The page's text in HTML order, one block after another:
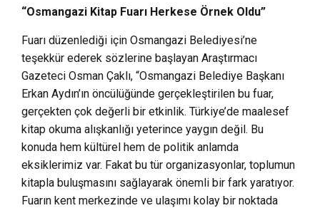
“Osmangazi Kitap Fuarı Herkese Örnek Oldu”
Fuarı düzenlediği için Osmangazi Belediyesi’ne
teşekkür ederek sözlerine başlayan Araştırmacı
Gazeteci Osman Çaklı, “Osmangazi Belediye Başkanı
Erkan Aydın’ın öncülüğünde gerçekleştirilen bu fuar,
gerçekten çok değerli bir etkinlik. Türkiye’de maalesef
kitap okuma alışkanlığı yeterince yaygın değil. Bu
konuda hem kültürel hem de politik anlamda
eksiklerimiz var. Fakat bu tür organizasyonlar, toplumun
kitapla buluşmasını sağlayarak önemli bir fark yaratıyor.
Fuarın kent merkezinde ve ulaşımı kolay bir noktada